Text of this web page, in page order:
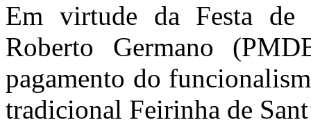
Em virtude da Festa de
Roberto Germano
pagamento do
tradicional Feirinha de